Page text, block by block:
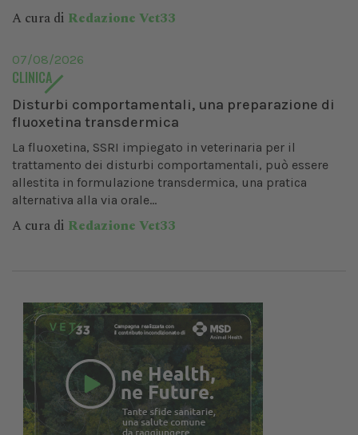
A cura di Redazione Vet33
07/08/2026
CLINICA
Disturbi comportamentali, una preparazione di
fluoxetina transdermica
La fluoxetina, SSRI impiegato in veterinaria per il
trattamento dei disturbi comportamentali, può essere
allestita in formulazione transdermica, una pratica
alternativa alla via orale...
A cura di Redazione Vet33